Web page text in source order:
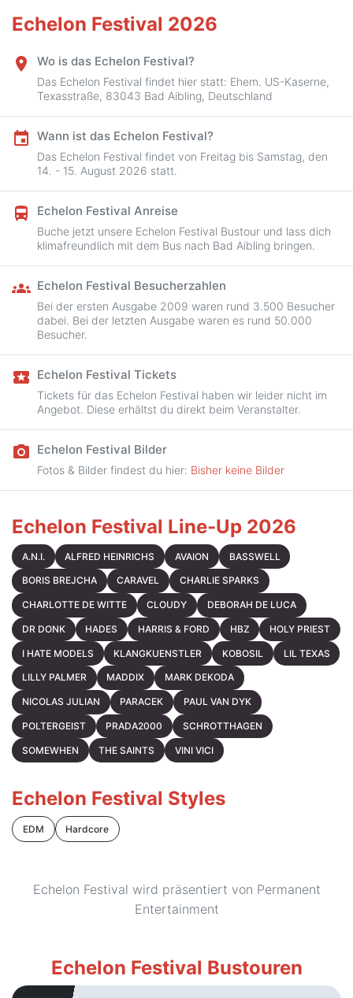
Echelon Festival Line-Up 2026
A.N.I. ALFRED HEINRICHS AVAION BASSWELL
BORIS BREJCHA CARAVEL CHARLIE SPARKS
CHARLOTTE DE WITTE CLOUDY DEBORAH DE LUCA
DR DONK HADES HARRIS & FORD HBZ HOLY PRIEST
I HATE MODELS KLANGKUENSTLER KOBOSIL LIL TEXAS
LILLY PALMER MADDIX MARK DEKODA
NICOLAS JULIAN PARACEK PAUL VAN DYK
POLTERGEIST PRADA2000 SCHROTTHAGEN
SOMEWHEN THE SAINTS VINI VICI
Echelon Festival Styles
EDM Hardcore
Echelon Festival wird präsentiert von Permanent
Entertainment
Echelon Festival 2026
place Wo is das Echelon Festival?
Das Echelon Festival findet hier statt: Ehem. US-Kaserne,
Texasstraße, 83043 Bad Aibling, Deutschland
event Wann ist das Echelon Festival?
Das Echelon Festival findet von Freitag bis Samstag, den
14. - 15. August 2026 statt.
directions_bus Echelon Festival Anreise
Buche jetzt unsere Echelon Festival Bustour und lass dich
klimafreundlich mit dem Bus nach Bad Aibling bringen.
groups Echelon Festival Besucherzahlen
Bei der ersten Ausgabe 2009 waren rund 3.500 Besucher
dabei. Bei der letzten Ausgabe waren es rund 50.000
Besucher.
local_activity Echelon Festival Tickets
Tickets für das Echelon Festival haben wir leider nicht im
Angebot. Diese erhältst du direkt beim Veranstalter.
camera_alt Echelon Festival Bilder
Fotos & Bilder findest du hier: Bisher keine Bilder
Echelon Festival Bustouren